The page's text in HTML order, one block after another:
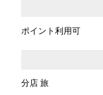
ポイント利用可
分店 旅